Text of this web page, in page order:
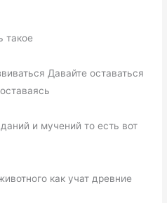
такое
Давайте оставаться
и мучений то есть вот
как учат древние